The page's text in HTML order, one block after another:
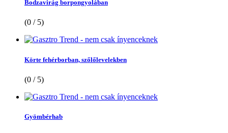
Bodzavirág borpongyolában
(0 / 5)
Körte fehérborban, szőlőlevelekben
(0 / 5)
Gyömbérhab